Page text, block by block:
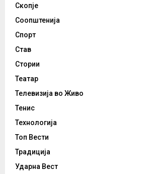
Скопје
Соопштенија
Спорт
Став
Стории
Театар
Телевизија во Живо
Тенис
Технологија
Топ Вести
Традиција
Ударна Вест